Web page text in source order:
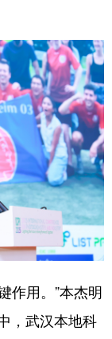
用。”本杰明
，武汉本地科